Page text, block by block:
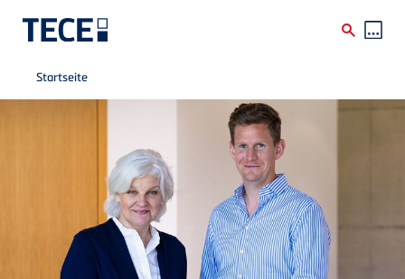
Direkt zum Inhalt
Breadcrumb
Startseite